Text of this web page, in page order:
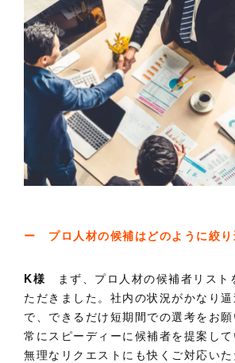
ー プロ人材の候補はどのように絞り
K様 まず、プロ人材の候補者リスト
ただきました。社内の状況がかなり
で、できるだけ短期間での選考をお
常にスピーディーに候補者を提案して
無理なリクエストにも快くご対応い